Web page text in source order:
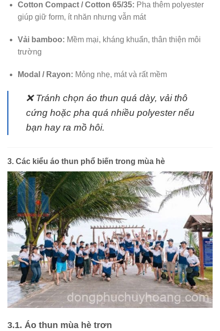
Cotton Compact / Cotton 65/35: Pha thêm polyester
giúp giữ form, ít nhăn nhưng vẫn mát
Vải bamboo: Mềm mại, kháng khuẩn, thân thiện môi
trường
Modal / Rayon: Mỏng nhẹ, mát và rất mềm
❌ Tránh chọn áo thun quá dày, vải thô
cứng hoặc pha quá nhiều polyester nếu
bạn hay ra mồ hôi.
3. Các kiểu áo thun phổ biến trong mùa hè
3.1. Áo thun mùa hè trơn